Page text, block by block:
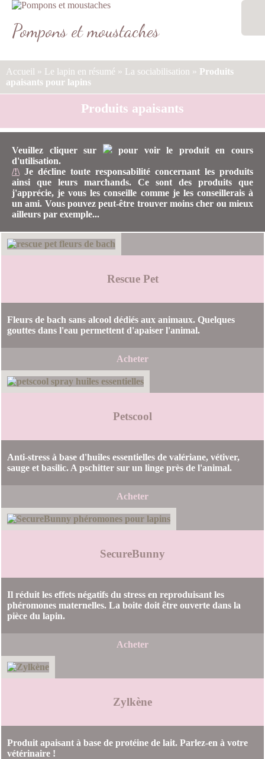
Aller
contenuPompons et moustaches
MENU
Accueil » Le lapin en résumé » La sociabilisation » Produits
apaisants pour lapins
Produits apaisants
Veuillez cliquer sur
pour voir le produit en cours
d'utilisation.
/!\ Je décline toute responsabilité concernant les produits
ainsi que leurs marchands. Ce sont des produits que
j'apprécie, je vous les conseille comme je les conseillerais à
un ami. Vous pouvez peut-être trouver moins cher ou mieux
ailleurs par exemple...
Rescue Pet
Fleurs de bach sans alcool dédiés aux animaux. Quelques
gouttes dans l'eau permettent d'apaiser l'animal.
Acheter
Petscool
Anti-stress à base d'huiles essentielles de valériane, vétiver,
sauge et basilic. A pschitter sur un linge près de l'animal.
Acheter
SecureBunny
Il réduit les effets négatifs du stress en reproduisant les
phéromones maternelles. La boite doit être ouverte dans la
pièce du lapin.
Acheter
Zylkène
Produit apaisant à base de protéine de lait. Parlez-en à votre
vétérinaire !